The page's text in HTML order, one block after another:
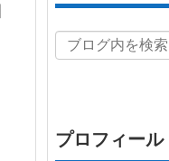
プロフィール